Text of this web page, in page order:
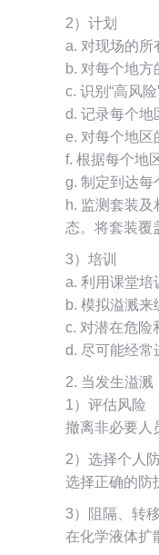
2）计划
a. 对现场的所
b. 对每个地方
c. 识别“高风险
d. 记录每个地
e. 对每个地区
f. 根据每个地
g. 制定到达每
h. 监测套装
态。将套装覆
3）培训
a. 利用课堂培
b. 模拟溢溅来
c. 对潜在危险
d. 尽可能经常
2. 当发生溢溅
1）评估风险
撤离非必要人
2）选择个人
选择正确的防
3）阻隔、转
在化学液体扩